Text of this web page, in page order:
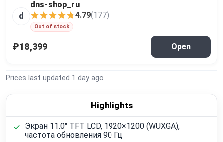
d
dns-shop_ru
4.79(177)
Out of stock
₽18,399 Open
Prices last updated 1 day ago
Highlights
Экран 11.0" TFT LCD, 1920×1200 (WUXGA),
частота обновления 90 Гц